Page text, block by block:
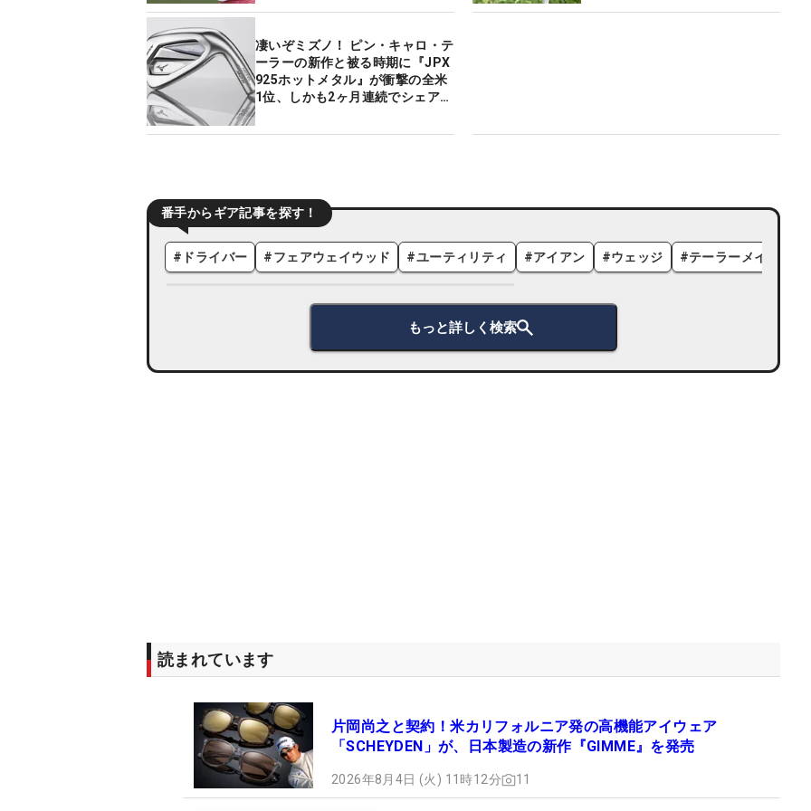
凄いぞミズノ！ ピン・キャロ・テ
ーラーの新作と被る時期に『JPX
925ホットメタル』が衝撃の全米
1位、しかも2ヶ月連続でシェアN
番手からギア記事を探す！
# ドライバー #フェアウェイウッド #ユーティリティ #アイアン #ウェッジ #テーラーメイド
もっと詳しく検索
読まれています
片岡尚之と契約！米カリフォルニア発の高機能アイウェア
「SCHEYDEN」が、日本製造の新作『GIMME』を発売
2026年8月4日 (火) 11時12分 11